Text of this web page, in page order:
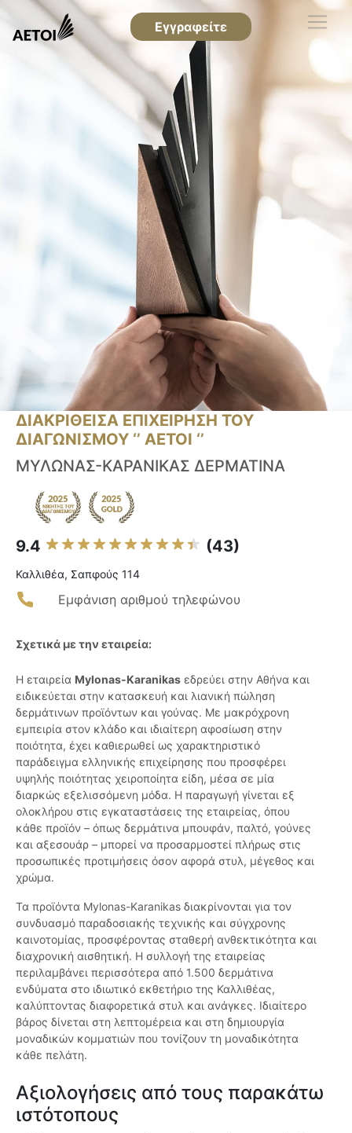
Εγγραφείτε
ΔΙΑΚΡΙΘΕΙΣΑ ΕΠΙΧΕΙΡΗΣΗ ΤΟΥ
ΔΙΑΓΩΝΙΣΜΟΥ ‘’ ΑΕΤΟΙ ‘’
ΜΥΛΩΝΑΣ-ΚΑΡΑΝΙΚΑΣ ΔΕΡΜΑΤΙΝΑ
9.4 (43)
Καλλιθέα, Σαπφούς 114
Εμφάνιση αριθμού τηλεφώνου
Σχετικά με την εταιρεία:
Η εταιρεία Mylonas-Karanikas εδρεύει στην Αθήνα και
ειδικεύεται στην κατασκευή και λιανική πώληση
δερμάτινων προϊόντων και γούνας. Με μακρόχρονη
εμπειρία στον κλάδο και ιδιαίτερη αφοσίωση στην
ποιότητα, έχει καθιερωθεί ως χαρακτηριστικό
παράδειγμα ελληνικής επιχείρησης που προσφέρει
υψηλής ποιότητας χειροποίητα είδη, μέσα σε μία
διαρκώς εξελισσόμενη μόδα. Η παραγωγή γίνεται εξ
ολοκλήρου στις εγκαταστάσεις της εταιρείας, όπου
κάθε προϊόν – όπως δερμάτινα μπουφάν, παλτό, γούνες
και αξεσουάρ – μπορεί να προσαρμοστεί πλήρως στις
προσωπικές προτιμήσεις όσον αφορά στυλ, μέγεθος και
χρώμα.
Τα προϊόντα Mylonas-Karanikas διακρίνονται για τον
συνδυασμό παραδοσιακής τεχνικής και σύγχρονης
καινοτομίας, προσφέροντας σταθερή ανθεκτικότητα και
διαχρονική αισθητική. Η συλλογή της εταιρείας
περιλαμβάνει περισσότερα από 1.500 δερμάτινα
ενδύματα στο ιδιωτικό εκθετήριο της Καλλιθέας,
καλύπτοντας διαφορετικά στυλ και ανάγκες. Ιδιαίτερο
βάρος δίνεται στη λεπτομέρεια και στη δημιουργία
μοναδικών κομματιών που τονίζουν τη μοναδικότητα
κάθε πελάτη.
Αξιολογήσεις από τους παρακάτω
ιστότοπους